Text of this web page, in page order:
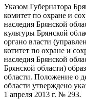
Указом Губернатора
комитет по охране и
наследия Брянской
культуры Брянской
органо власти
котитет по охране и
наследия Брянской
Брянской области)
области. Положение о
области утверждено
1 апреля 2013 г. № 293.